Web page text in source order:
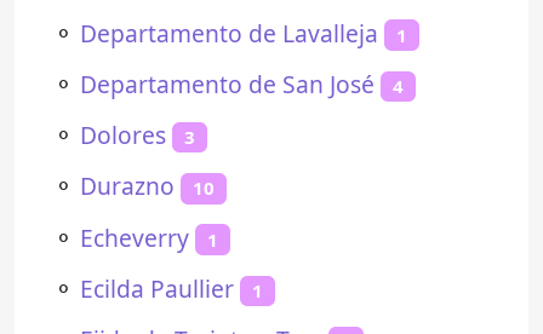
⚬ Departamento de Lavalleja 1
⚬ Departamento de San José 4
⚬ Dolores 3
⚬ Durazno 10
⚬ Echeverry 1
⚬ Ecilda Paullier 1